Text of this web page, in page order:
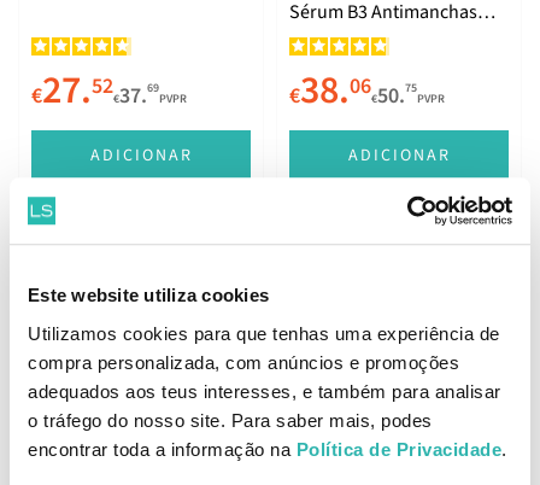
Este website utiliza cookies
Utilizamos cookies para que tenhas uma experiência de
compra personalizada, com anúncios e promoções
adequados aos teus interesses, e também para analisar
o tráfego do nosso site. Para saber mais, podes
encontrar toda a informação na Política de Privacidade.
€27.52€37.69
PVPR
ADICIONAR
Sérum B3 Antimanchas
Escuras 30ml
€38.06€50.75
PVPR
ADICIONAR
Bioderma Pigmentbio
Night Renewer 50ml
€30.34 41.56
Heliocare 360º Pigment
Solution Fluido Protetor
Solar SPF50+ 50ml
€16.40 30.94